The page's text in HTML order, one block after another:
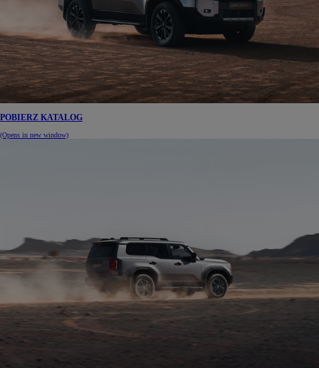
POBIERZ KATALOG
(Opens in new window)